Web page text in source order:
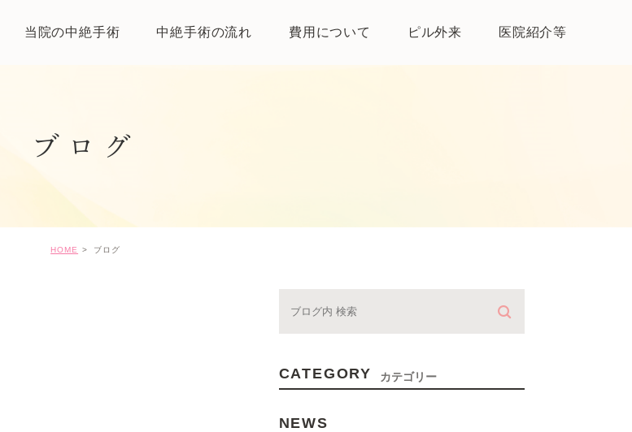
当院の中絶手術 中絶手術の流れ 費用について ピル外来 医院紹介等
ブログ
HOME ブログ
CATEGORY カテゴリー
NEWS